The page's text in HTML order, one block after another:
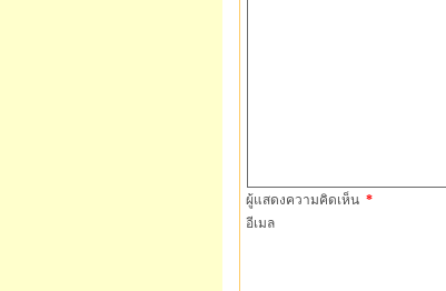
ผู้แสดงความคิดเห็น *
อีเมล